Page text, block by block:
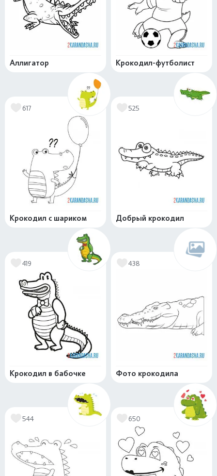
Аллигатор Крокодил-футболист
617
Крокодил с шариком
525
Добрый крокодил
419
Крокодил в бабочке
438
Фото крокодила
544 650